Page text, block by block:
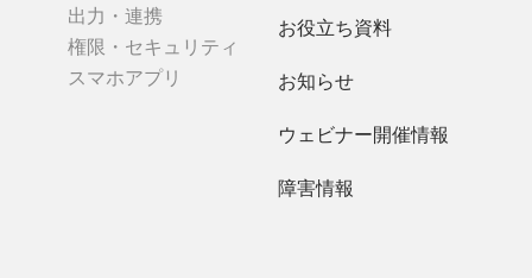
出力・連携
権限・セキュリティ
スマホアプリ
お役立ち資料
お知らせ
ウェビナー開催情報
障害情報